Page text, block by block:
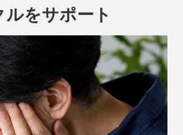
のひらに取り、洗顔後すぐ、
なじんだ後、いつものローショ
。
、開封後は要冷蔵。1日2回の使用で、約2
医薬品として海外で利用されて
化粧品表示名称を取得したのが
をサポート